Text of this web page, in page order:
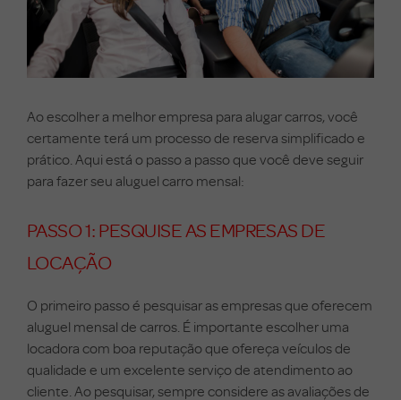
Ao escolher a melhor empresa para alugar carros, você
certamente terá um processo de reserva simplificado e
prático. Aqui está o passo a passo que você deve seguir
para fazer seu aluguel carro mensal:
PASSO 1: PESQUISE AS EMPRESAS DE
LOCAÇÃO
O primeiro passo é pesquisar as empresas que oferecem
aluguel mensal de carros. É importante escolher uma
locadora com boa reputação que ofereça veículos de
qualidade e um excelente serviço de atendimento ao
cliente. Ao pesquisar, sempre considere as avaliações de